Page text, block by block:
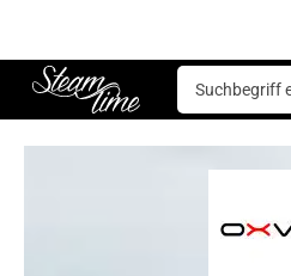
Steam time
E-Zigarette Mehrweg Systeme
OXVA SlimStick – Blackberry Candy – Prefilled Pod 2er Pack